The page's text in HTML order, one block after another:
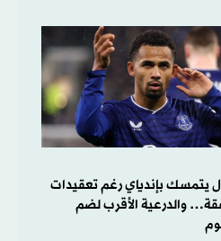
يتمسك بإندياي رغم تعقيدات
والدرعية الأقرب لضم